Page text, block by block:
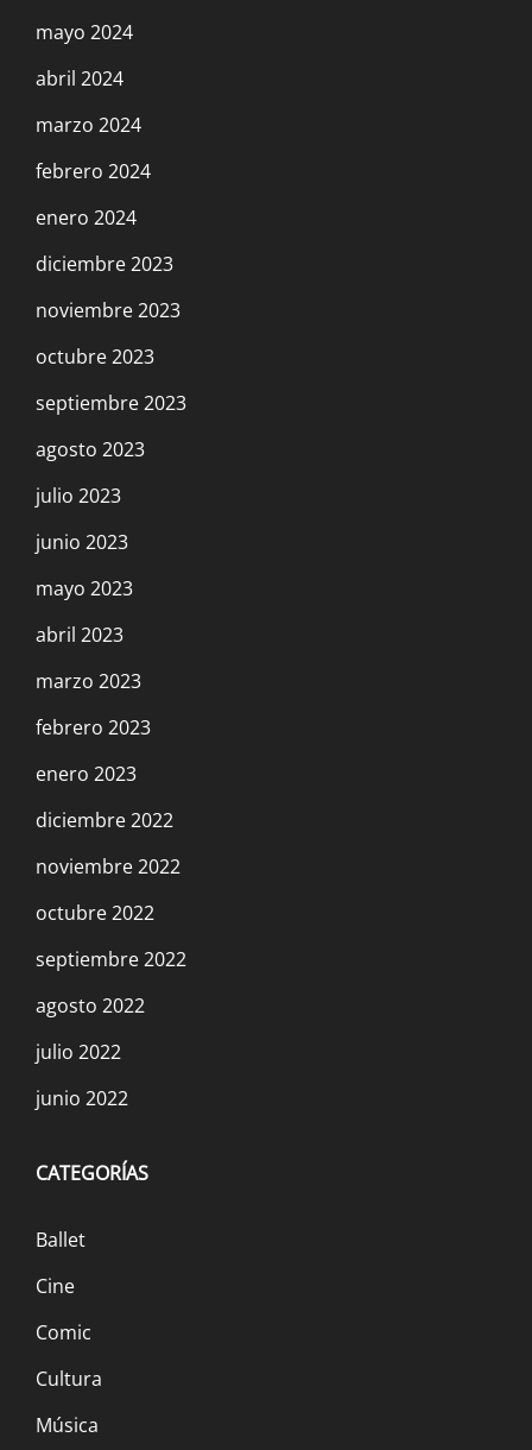
mayo 2024
abril 2024
marzo 2024
febrero 2024
enero 2024
diciembre 2023
noviembre 2023
octubre 2023
septiembre 2023
agosto 2023
julio 2023
junio 2023
mayo 2023
abril 2023
marzo 2023
febrero 2023
enero 2023
diciembre 2022
noviembre 2022
octubre 2022
septiembre 2022
agosto 2022
julio 2022
junio 2022
CATEGORÍAS
Ballet
Cine
Comic
Cultura
Música